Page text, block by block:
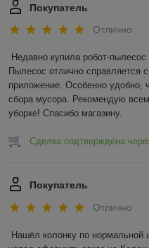
Покупатель
Отлично
Недавно купила робот-
Пылесос отлично справляется
приложение. Особенно удобно,
сбора мусора. Рекомендую
уборке! Спасибо магазину.
Сделка подтверждена
Покупатель
Отлично
Нашёл колонку по нормальной